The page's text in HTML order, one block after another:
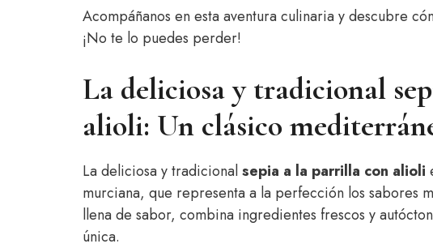
Acompáñanos en esta aventura culinaria y descubre
¡No te lo puedes perder!
La deliciosa y tradicional
alioli: Un clásico
La deliciosa y tradicionalsepia a la parrilla con alioli
murciana, que representa a la perfección los sabores
llena de sabor, combina ingredientes frescos y
única.